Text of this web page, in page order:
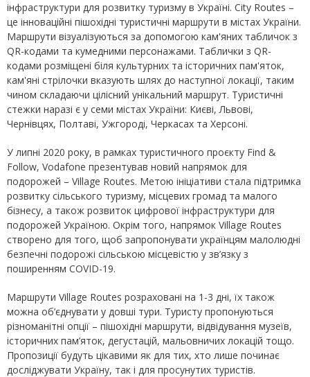
інфраструктури для розвитку туризму в Україні. City Routes –
це інноваційні пішохідні туристичні маршрути в містах України.
Маршрути візуалізуються за допомогою кам'яних табличок з
QR-кодами та кумедними персонажами. Таблички з QR-
кодами розміщені біля культурних та історичних пам'яток,
кам'яні стрілочки вказують шлях до наступної локації, таким
чином складаючи цілісний унікальний маршрут. Туристичні
стежки наразі є у семи містах України: Києві, Львові,
Чернівцях, Полтаві, Ужгороді, Черкасах та Херсоні.
У липні 2020 року, в рамках туристичного проєкту Find &
Follow, Vodafone презентував новий напрямок для
подорожей – Village Routes. Метою ініціативи стала підтримка
розвитку сільського туризму, місцевих громад та малого
бізнесу, а також розвиток цифрової інфраструктури для
подорожей Україною. Окрім того, напрямок Village Routes
створено для того, щоб запропонувати українцям малолюдні
безпечні подорожі сільською місцевістю у зв’язку з
поширенням COVID-19.
Маршрути Village Routes розраховані на 1-3 дні, їх також
можна об’єднувати у довші тури. Туристу пропонуються
різноманітні опції – пішохідні маршрути, відвідування музеїв,
історичних пам’яток, дегустацій, мальовничих локацій тощо.
Пропозиції будуть цікавими як для тих, хто лише починає
досліджувати Україну, так і для просунутих туристів.